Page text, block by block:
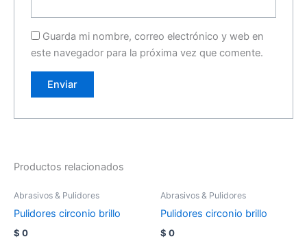
Guarda mi nombre, correo electrónico y web en
este navegador para la próxima vez que comente.
Productos relacionados
Abrasivos & Pulidores
Pulidores circonio brillo
$ 0
Abrasivos & Pulidores
Pulidores circonio brillo
$ 0